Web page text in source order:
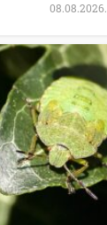
08.08.2026.